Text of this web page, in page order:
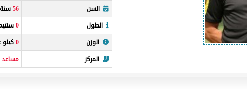
السن
56سنة
الطول
0
الوزن
0كيلو
المركز